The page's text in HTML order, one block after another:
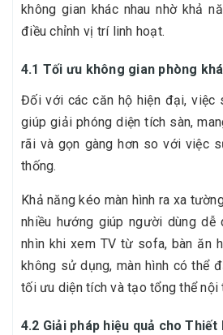
không gian khác nhau nhờ khả
điều chỉnh vị trí linh hoạt.
4.1 Tối ưu không gian phòng
Đối với các căn hộ hiện đại,
giúp giải phóng diện tích sàn,
rãi và gọn gàng hơn so với việc
thống.
Khả năng kéo màn hình ra xa
nhiều hướng giúp người dùng dễ
nhìn khi xem TV từ sofa, bàn ăn
không sử dụng, màn hình có thể
tối ưu diện tích và tạo tổng thể nội
4.2 Giải pháp hiệu quả cho Thiết